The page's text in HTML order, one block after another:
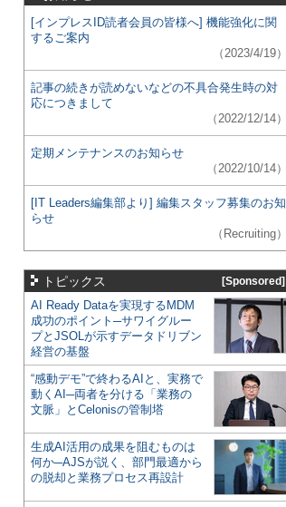
[インプレスID読者会員の皆様へ] 機能強化に関
するご案内
（2023/4/19）
記事の続きが読めないなどの不具合発生時の対
応につきまして
（2022/12/14）
定期メンテナンスのお知らせ
（2022/10/14）
[IT Leaders編集部より] 編集スタッフ募集のお知
らせ
（Recruiting）
トピックス [Sponsored]
AI Ready Dataを実現するMDM
成功のポイント─サワイグルー
プとJSOLが示すデータドリブン
経営の基盤
“感動デモ”で終わるAIと、実務で
動くAI─両者を分ける「業務の
文脈」とCelonisの管制塔
生成AI活用の成果を阻むものは
何か─AJSが説く、部門最適から
の脱却と業務プロセス再設計